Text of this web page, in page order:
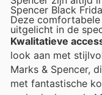
Spencer Black
Deze
uitgelicht in de
Kwalitatieve
look aan met
Marks & Spencer,
met fantastische